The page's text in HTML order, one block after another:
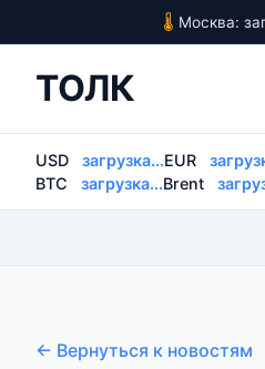
Москва:
ТОЛК
USD загрузка...EUR
BTC
загрузка...Brent
← Вернуться к новостям